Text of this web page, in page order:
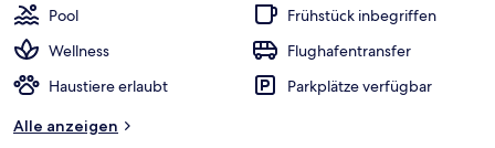
Pool
Frühstück inbegriffen
Wellness
Flughafentransfer
Haustiere erlaubt
Parkplätze verfügbar
Alle anzeigen